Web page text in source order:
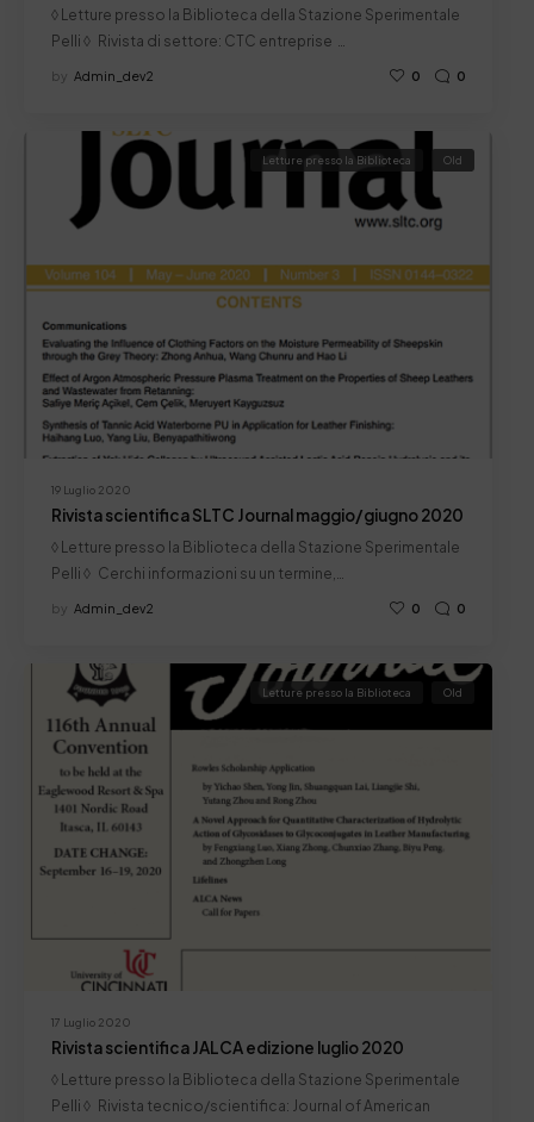
◊ Letture presso la Biblioteca della Stazione Sperimentale
Pelli ◊ Rivista di settore: CTC entreprise …
by Admin_dev2 0 0
19 Luglio 2020
Letture presso la Biblioteca Old
Rivista scientifica SLTC Journal maggio/giugno 2020
◊ Letture presso la Biblioteca della Stazione Sperimentale
Pelli ◊ Cerchi informazioni su un termine,…
by Admin_dev2 0 0
17 Luglio 2020
Letture presso la Biblioteca Old
Rivista scientifica JALCA edizione luglio 2020
◊ Letture presso la Biblioteca della Stazione Sperimentale
Pelli ◊ Rivista tecnico/scientifica: Journal of American